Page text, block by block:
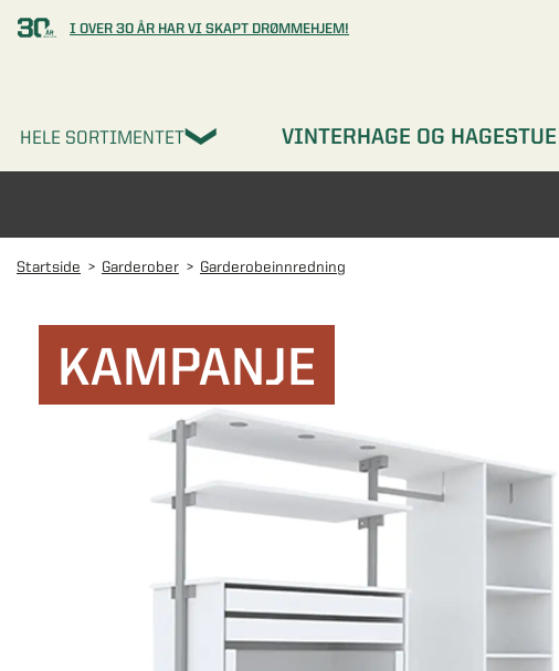
I OVER 30 ÅR HAR VI SKAPT DRØMMEHJEM!
HELE SORTIMENTET VINTERHAGE OG HAGESTUE
Startside Garderober Garderobeinnredning
KAMPANJE